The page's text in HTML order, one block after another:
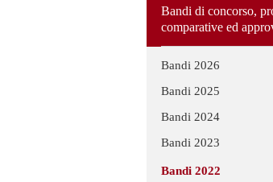
Bandi di concorso,
comparative ed
Bandi 2026
Bandi 2025
Bandi 2024
Bandi 2023
Bandi 2022